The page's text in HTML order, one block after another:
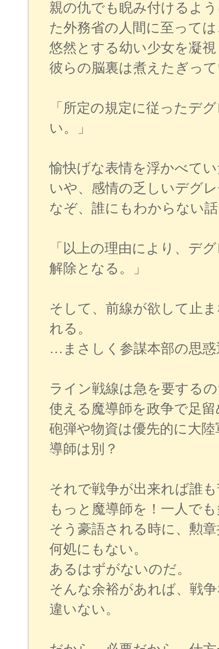
親の仇でも睨み付けるよ
た外務省の人間に至って
悠然とする幼い少女を凝
彼らの脳裏は煮えたぎっ
「所定の規定に従ったデ
い。」
愉快げな表情を浮かべて
いや、感情の乏しいデグ
なぞ、誰にもわからない
「以上の理由により、デ
解除となる。」
そして、前線が欲して止
れる。
…まさしく参謀本部の思惑
ライン戦線は急を要する
使える魔導師を政争で足
砲弾や物資は優先的に大
導師は別？
それで戦争が出来れば誰
もっと魔導師を！一人で
そう豪語される時に、勲
何処にもない。
あるはずがないのだ。
そんな余裕があれば、戦
違いない。